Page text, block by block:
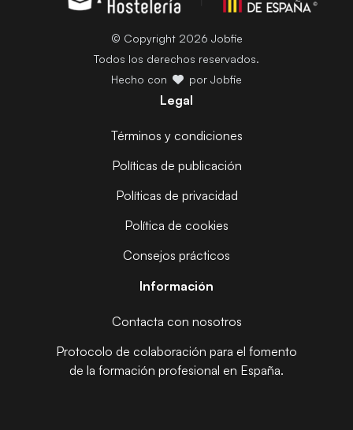
© Copyright 2026 Jobfie
Todos los derechos reservados.
Hecho con
por Jobfie
Legal
Términos y condiciones
Políticas de publicación
Políticas de privacidad
Política de cookies
Consejos prácticos
Información
Contacta con nosotros
Protocolo de colaboración para el fomento
de la formación profesional en España.